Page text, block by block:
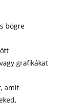
bögre
grafikákat
amit